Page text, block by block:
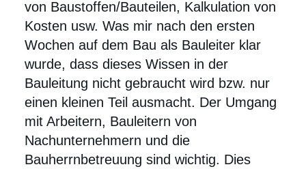
von Baustoffen/Bauteilen, Kalkulation von
Kosten usw. Was mir nach den ersten
Wochen auf dem Bau als Bauleiter klar
wurde, dass dieses Wissen in der
Bauleitung nicht gebraucht wird bzw. nur
einen kleinen Teil ausmacht. Der Umgang
mit Arbeitern, Bauleitern von
Nachunternehmern und die
Bauherrnbetreuung sind wichtig. Dies